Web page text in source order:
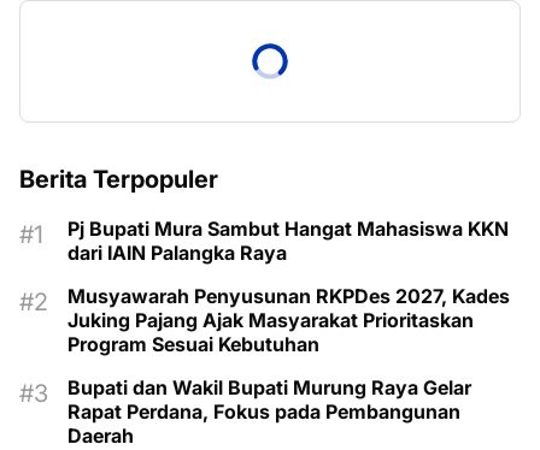
Berita Terpopuler
Pj Bupati Mura Sambut Hangat Mahasiswa KKN
dari IAIN Palangka Raya
Musyawarah Penyusunan RKPDes 2027, Kades
Juking Pajang Ajak Masyarakat Prioritaskan
Program Sesuai Kebutuhan
Bupati dan Wakil Bupati Murung Raya Gelar
Rapat Perdana, Fokus pada Pembangunan
Daerah